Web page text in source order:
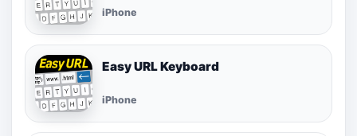
iPhone
Easy URL Keyboard
iPhone